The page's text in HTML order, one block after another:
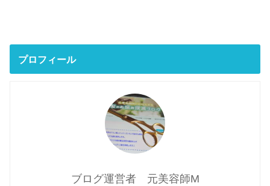
プロフィール
ブログ運営者 元美容師M